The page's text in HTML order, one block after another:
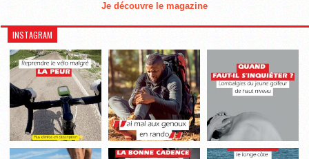
Je découvre le magazine
INSTAGRAM